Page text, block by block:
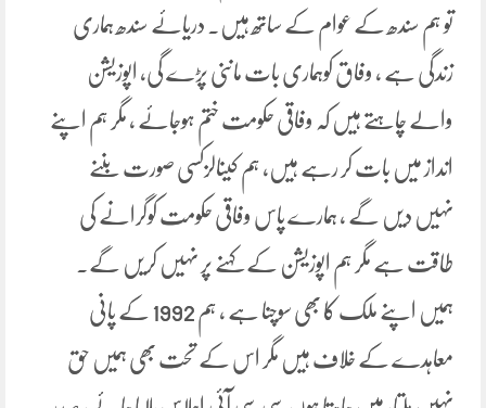
تو ہم سندھ کے عوام کے ساتھ ہیں۔ دریائے سندھ ہماری
زندگی ہے ، وفاق کوہماری بات ماننی پڑے گی، اپوزیشن
والے چاہتے ہیں کہ وفاقی حکومت ختم ہوجائے ، مگر ہم اپنے
انداز میں بات کر رہے ہیں، ہم کینالزکسی صورت بننے
نہیں دیں گے ، ہمارے پاس وفاقی حکومت کوگرانے کی
طاقت ہے مگر ہم اپوزیشن کے کہنے پر نہیں کریں گے۔
ہمیں اپنے ملک کا بھی سوچنا ہے ، ہم 1992 کے پانی
معاہدے کے خلاف ہیں مگر اس کے تحت بھی ہمیں حق